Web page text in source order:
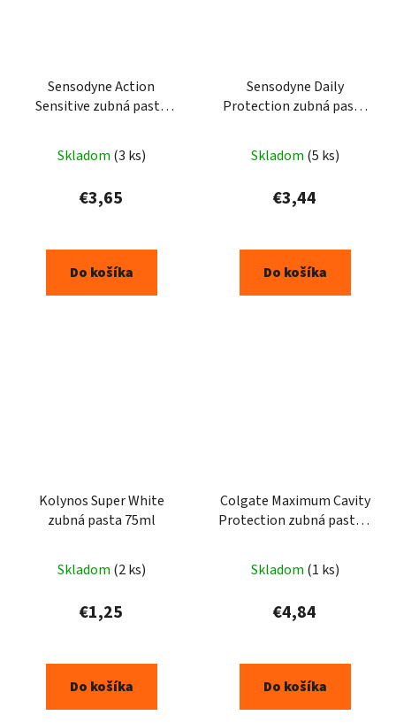
Sensodyne Action
Sensitive zubná pasta
Skladom (3 ks)
€3,65
Do košíka
Sensodyne Daily
Protection zubná pasta
Skladom (5 ks)
€3,44
Do košíka
Kolynos Super White
zubná pasta 75ml
Skladom (2 ks)
€1,25
Do košíka
Colgate Maximum Cavity
Protection zubná pasta s
Skladom (1 ks)
€4,84
Do košíka